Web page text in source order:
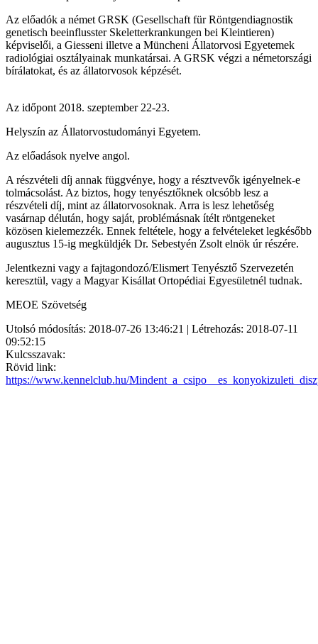
Az előadók a német GRSK (Gesellschaft für Röntgendiagnostik
genetisch beeinflusster Skeletterkrankungen bei Kleintieren)
képviselői, a Giesseni illetve a Müncheni Állatorvosi Egyetemek
radiológiai osztályainak munkatársai. A GRSK végzi a németországi
bírálatokat, és az állatorvosok képzését.
Az időpont 2018. szeptember 22-23.
Helyszín az Állatorvostudományi Egyetem.
Az előadások nyelve angol.
A részvételi díj annak függvénye, hogy a résztvevők igényelnek-e
tolmácsolást. Az biztos, hogy tenyésztőknek olcsóbb lesz a
részvételi díj, mint az állatorvosoknak. Arra is lesz lehetőség
vasárnap délután, hogy saját, problémásnak ítélt röntgeneket
közösen kielemezzék. Ennek feltétele, hogy a felvételeket legkésőbb
augusztus 15-ig megküldjék Dr. Sebestyén Zsolt elnök úr részére.
Jelentkezni vagy a fajtagondozó/Elismert Tenyésztő Szervezetén
keresztül, vagy a Magyar Kisállat Ortopédiai Egyesületnél tudnak.
MEOE Szövetség
Utolsó módosítás: 2018-07-26 13:46:21 | Létrehozás: 2018-07-11
09:52:15
Kulcsszavak:
Rövid link:
https://www.kennelclub.hu/